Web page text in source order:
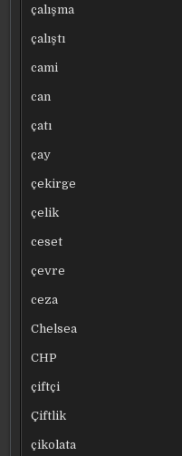
çalışma
çalıştı
cami
can
çatı
çay
çekirge
çelik
ceset
çevre
ceza
Chelsea
CHP
çiftçi
Çiftlik
çikolata